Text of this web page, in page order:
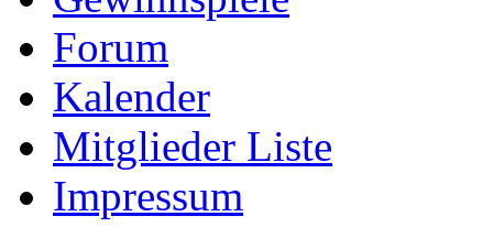
Forum
Kalender
Mitglieder Liste
Impressum